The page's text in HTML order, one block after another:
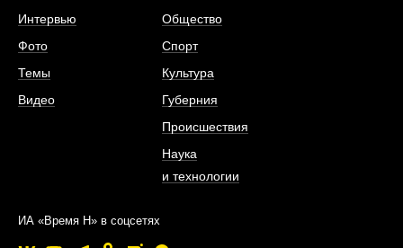
Интервью
Фото
Темы
Видео
Общество
Спорт
Культура
Губерния
Происшествия
Наука
и технологии
ИА «Время Н» в соцсетях